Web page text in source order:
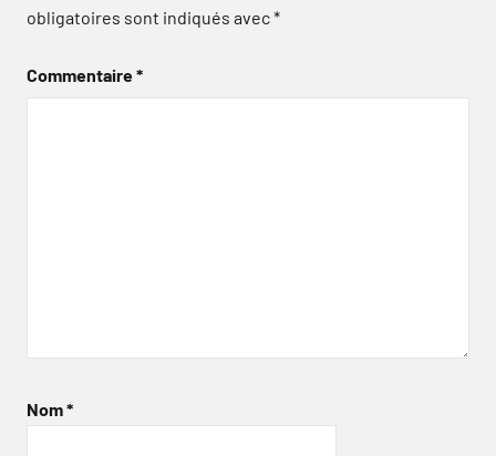
obligatoires sont indiqués avec*
Commentaire*
Nom*